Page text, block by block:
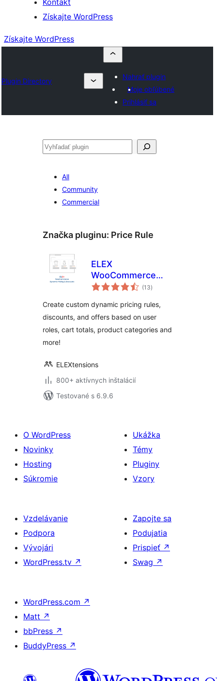
Kontakt
Získajte WordPress
Získajte WordPress
Plugin Directory
Nahrať plugin
Moje obľúbené
Prihlásiť sa
Hľadať
All
Community
Commercial
Značka pluginu: Price Rule
ELEX
WooCommerce
Dynamic Pricing
(13celkové
hodnotenie
)
Create custom dynamic pricing rules,
discounts, and offers based on user
roles, cart totals, product categories and
more!
ELEXtensions
800+ aktívnych inštalácií
Testované s 6.9.6
O WordPress
Novinky
Hosting
Súkromie
Ukážka
Témy
Pluginy
Vzory
Vzdelávanie
Podpora
Vývojári
WordPress.tv ↗
Zapojte sa
Podujatia
Prispieť ↗
Swag ↗
WordPress.com ↗
Matt ↗
bbPress ↗
BuddyPress ↗